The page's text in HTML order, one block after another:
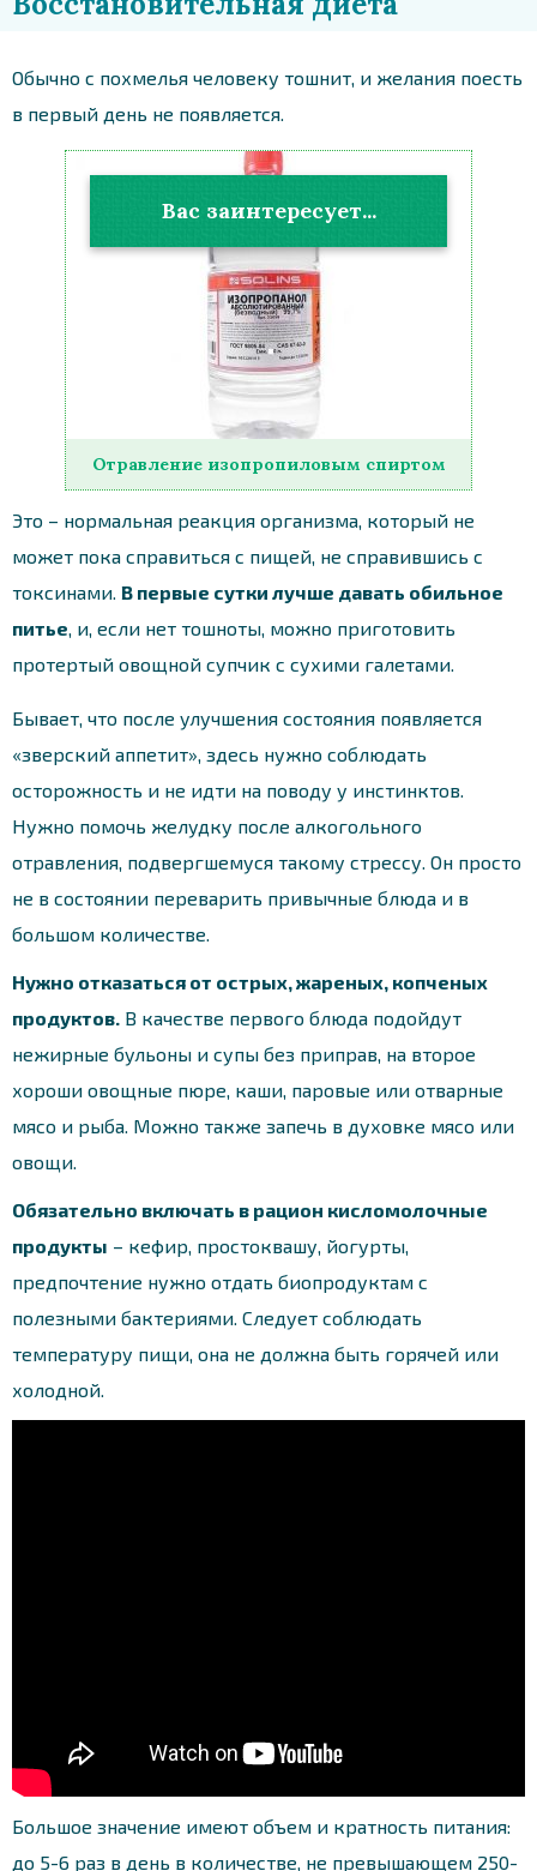
Обычно с похмелья человеку тошнит, и желания поесть
в первый день не появляется.
Вас заинтересует...
Отравление изопропиловым спиртом
Это – нормальная реакция организма, который не
может пока справиться с пищей, не справившись с
токсинами. В первые сутки лучше давать обильное
питье , и, если нет тошноты, можно приготовить
протертый овощной супчик с сухими галетами.
Бывает, что после улучшения состояния появляется
«зверский аппетит», здесь нужно соблюдать
осторожность и не идти на поводу у инстинктов.
Нужно помочь желудку после алкогольного
отравления, подвергшемуся такому стрессу. Он просто
не в состоянии переварить привычные блюда и в
большом количестве.
Нужно отказаться от острых, жареных, копченых
продуктов. В качестве первого блюда подойдут
нежирные бульоны и супы без приправ, на второе
хороши овощные пюре, каши, паровые или отварные
мясо и рыба. Можно также запечь в духовке мясо или
овощи.
Обязательно включать в рацион кисломолочные
продукты – кефир, простоквашу, йогурты,
предпочтение нужно отдать биопродуктам с
полезными бактериями. Следует соблюдать
температуру пищи, она не должна быть горячей или
холодной.
Большое значение имеют объем и кратность питания:
до 5-6 раз в день в количестве, не превышающем 250-